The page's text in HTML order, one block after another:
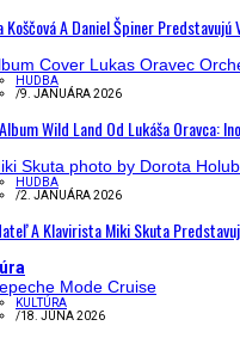
Koščová A Daniel Špiner
HUDBA
/9. JANUÁRA 2026
Wild Land Od Lukáša Oravca:
HUDBA
/2. JANUÁRA 2026
A Klavirista Miki Skuta
KULTÚRA
/18. JÚNA 2026